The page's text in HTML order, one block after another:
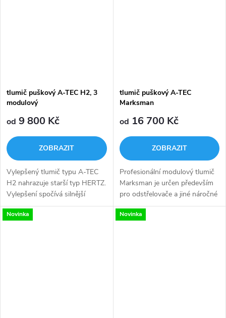
tlumič puškový A-TEC H2, 3
modulový
od 9 800 Kč
ZOBRAZIT
Vylepšený tlumič typu A-TEC
H2 nahrazuje starší typ HERTZ.
Vylepšení spočívá silnější
konstrukci a zdokonalení
technologie výroby, Je velmi
tlumič puškový A-TEC
Marksman
od 16 700 Kč
ZOBRAZIT
Profesionální modulový tlumič
Marksman je určen především
pro odstřelovače a jiné náročné
uživatele. Instaluje se na velmi
účinnou úsťovou brzdu (není v
Novinka Novinka